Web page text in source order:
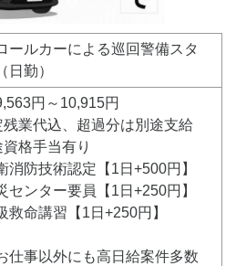
ールカーによる巡回警備スタ
日勤）
円～10,915円
残業代込、超過分は別途支給
格手当有り
消防技術認定【1日+500円】
センター要員【1日+250円】
救命講習【1日+250円】
仕事以外にも高日給案件多数